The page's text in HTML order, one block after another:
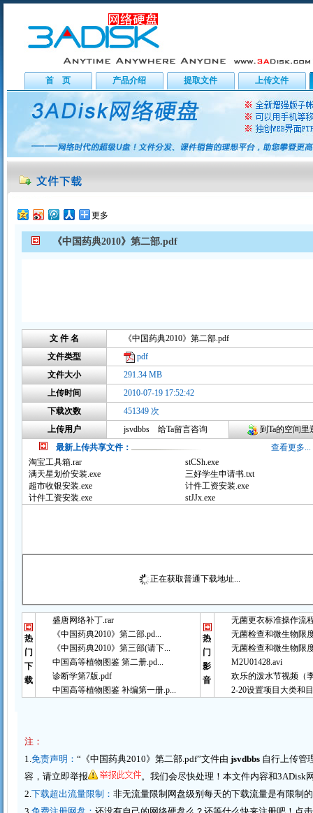
首 页 产品介绍 提取文件 上传文件
更多
《中国药典2010》第二部.pdf
文 件 名
《中国药典2010》第二部.pdf
文件类型
pdf
文件大小
291.34 MB
上传时间
2010-07-19 17:52:42
下载次数
451349 次
上传用户
jsvdbbs 给Ta留言咨询
到Ta的空间里
最新上传共享文件：
查看更多...
淘宝工具箱.rar
stCSh.exe
满天星划价安装.exe
三好学生申请书.txt
超市收银安装.exe
计件工资安装.exe
计件工资安装.exe
stJJx.exe
正在获取普通下载地址...
热
门
下
载
盛唐网络补丁.rar
《中国药典2010》第二部.pd...
《中国药典2010》第三部(请下...
中国高等植物图鉴 第二册.pd...
诊断学第7版.pdf
中国高等植物图鉴 补编第一册.p...
热
门
影
音
无菌更衣标准操作流
无菌检查和微生物限
无菌检查和微生物限
M2U01428.avi
欢乐的泼水节视频（
2-20设置项目大类和
注：
1.免责声明：“《中国药典2010》第二部.pdf”文件由jsvdbbs 自行上传管
容，请立即举报 。我们会尽快处理！本文件内容和3ADisk
2.下载超出流量限制：非无流量限制网盘级别每天的下载流量是有限制